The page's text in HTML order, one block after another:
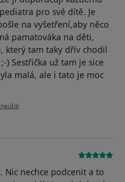
pro své dítě. Je
na vyšetření,aby něco
pamatováka na děti,
který tam taky dřív chodil
) Sestřička už tam je sice
malá, ale i tato je moc
uživatele Iva H.
Nic nechce podcenit a to